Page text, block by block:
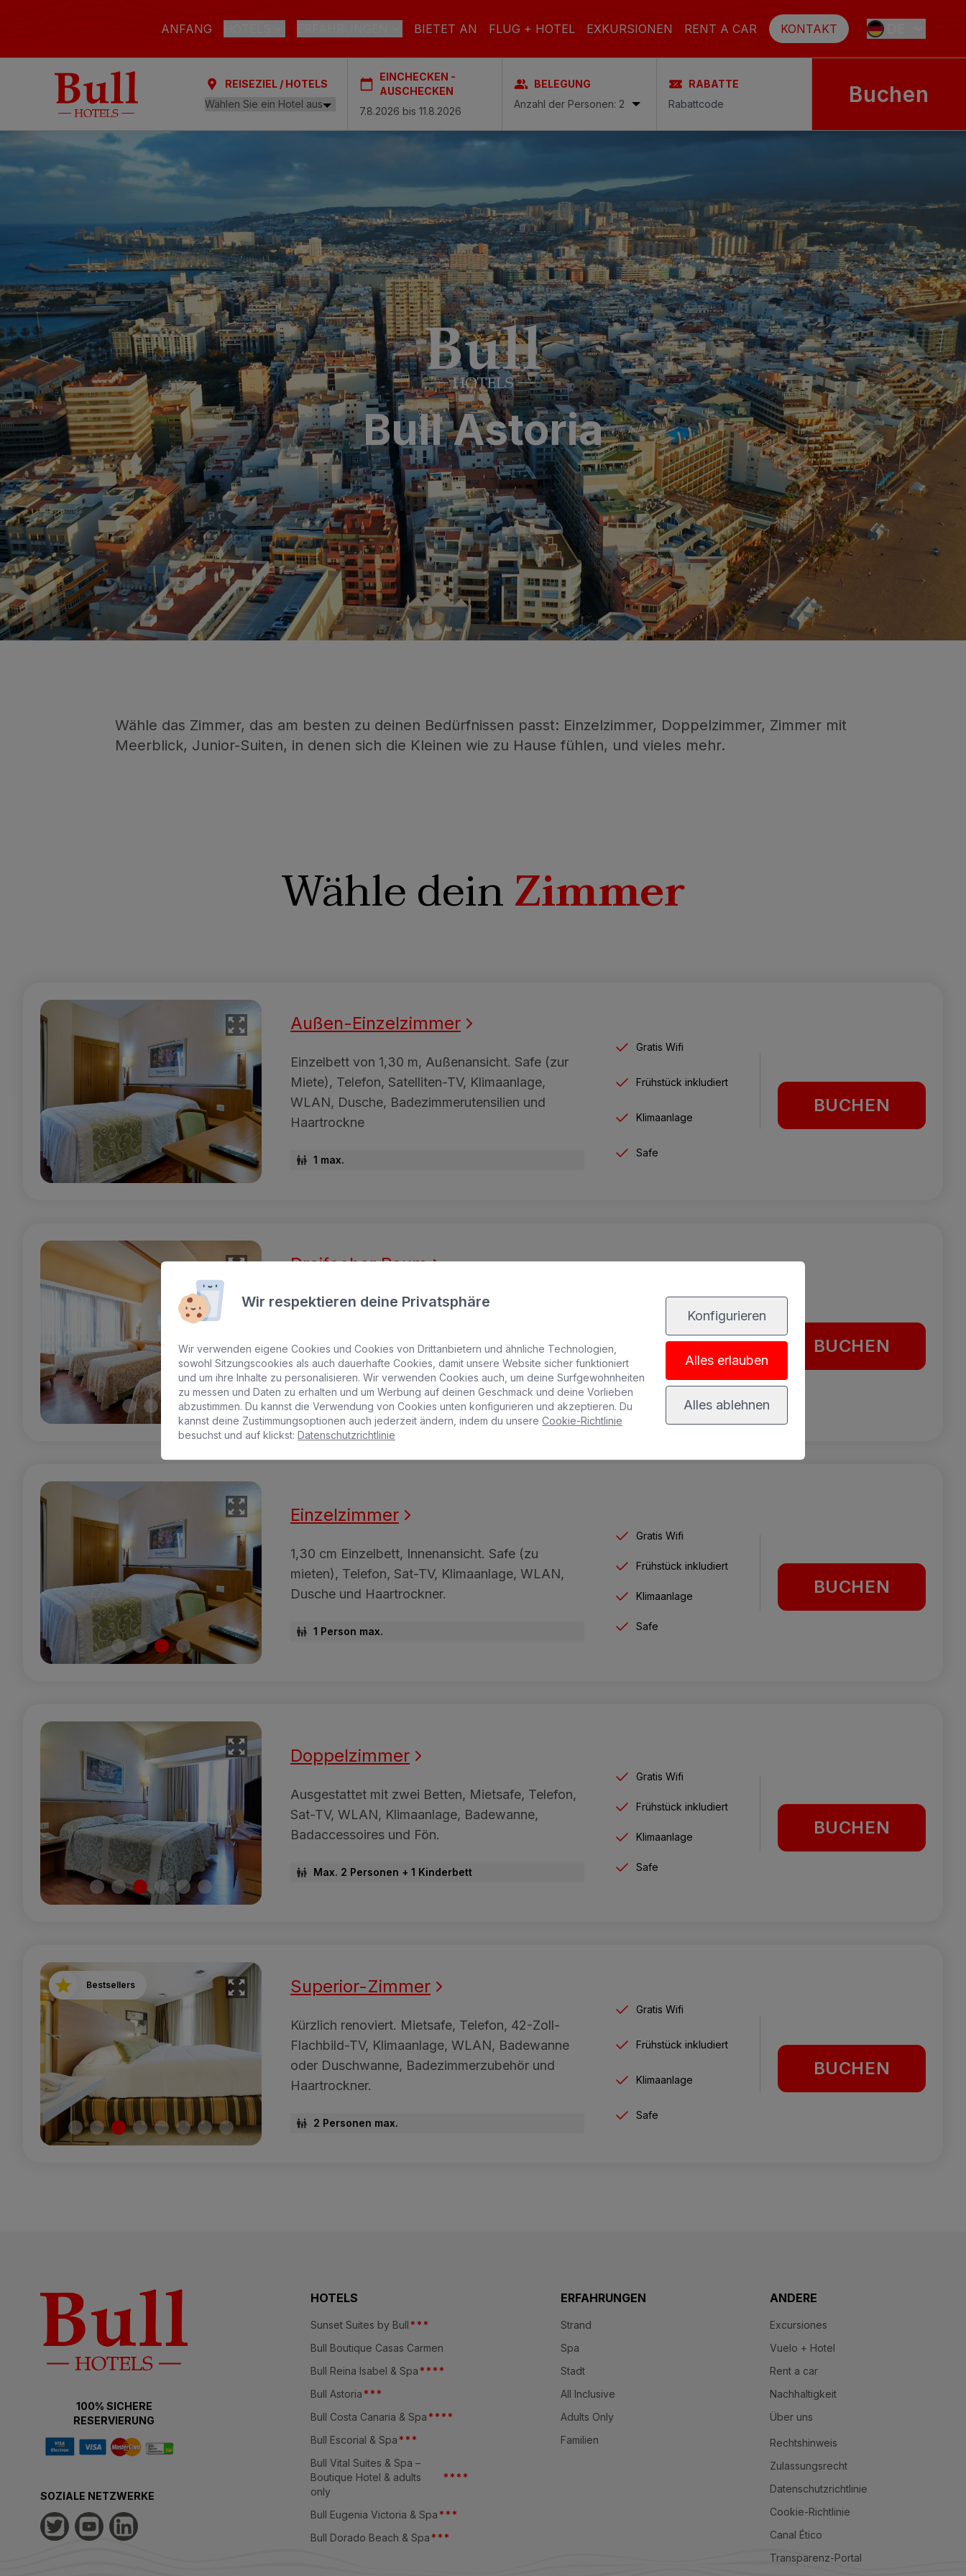
ANFANG
LAS PALMAS DE GRAN CANARIA
Bull Astoria
Bull Reina Isabel & Spa
ARGUINEGUÍN
Bull Dorado Beach & Spa
PLAYA DEL INGLÉS
Bull Eugenia Victoria & Spa
Bull Vital Suites & Spa – Boutique Hotel & adults only
Bull Escorial & Spa
Bull Boutique Casas Carmen
SAN AGUSTÍN
Bull Costa Canaria & Spa
PUERTO RICO
Sunset Suites by Bull
ALL INCLUSIVE ADULTS ONLY FAMILIEN
BIETET AN FLUG + HOTEL EXKURSIONEN RENT A CAR KONTAKT
SE
NL
REISEZIEL / HOTELS
EINCHECKEN -
AUSCHECKEN
BELEGUNG
Anzahl der Personen: 2
RABATTE Buchen
Bull Astoria
Wähle das Zimmer, das am besten zu deinen Bedürfnissen passt: Einzelzimmer, Doppelzimmer, Zimmer mit
Meerblick, Junior-Suiten, in denen sich die Kleinen wie zu Hause fühlen, und vieles mehr.
Wähle deinZimmer
Außen-Einzelzimmer
Einzelbett von 1,30 m, Außenansicht. Safe (zur
Miete), Telefon, Satelliten-TV, Klimaanlage,
WLAN, Dusche, Badezimmerutensilien und
Haartrockne
1 max.
Gratis Wifi
Frühstück inkludiert
Klimaanlage
Safe
BUCHEN
Dreifacher Raum
Ausgestattet mit drei Betten, Safe (zur Miete),
Badewanne, Badezimmerutensilien und
Haartrockner
3 Max.
Frühstück inkludiert
Klimaanlage
BUCHEN
Einzelzimmer
1,30 cm Einzelbett, Innenansicht. Safe (zu
mieten), Telefon, Sat-TV, Klimaanlage, WLAN,
Dusche und Haartrockner.
1 Person max.
Gratis Wifi
Frühstück inkludiert
Klimaanlage
Safe
BUCHEN
Doppelzimmer
Ausgestattet mit zwei Betten, Mietsafe, Telefon,
Sat-TV, WLAN, Klimaanlage, Badewanne,
Badaccessoires und Fön.
Max. 2 Personen + 1 Kinderbett
Gratis Wifi
Frühstück inkludiert
Klimaanlage
Safe
BUCHEN
Bestsellers Superior-Zimmer
Kürzlich renoviert. Mietsafe, Telefon, 42-Zoll-
Flachbild-TV, Klimaanlage, WLAN, Badewanne
oder Duschwanne, Badezimmerzubehör und
Haartrockner.
2 Personen max.
Gratis Wifi
Frühstück inkludiert
Klimaanlage
Safe
BUCHEN
100% SICHERE
RESERVIERUNG
SOZIALE NETZWERKE
HOTELS
Sunset Suites by Bull * * *
Bull Boutique Casas Carmen
Bull Reina Isabel & Spa * * * *
Bull Astoria * * *
Bull Costa Canaria & Spa * * * *
Bull Escorial & Spa * * *
Bull Vital Suites & Spa –
Boutique Hotel & adults
only
* * * *
Bull Eugenia Victoria & Spa * * *
Bull Dorado Beach & Spa * * *
ERFAHRUNGEN
Strand
Spa
Stadt
All Inclusive
Adults Only
Familien
ANDERE
Excursiones
Vuelo + Hotel
Rent a car
Nachhaltigkeit
Über uns
Rechtshinweis
Zulassungsrecht
Datenschutzrichtlinie
Cookie-Richtlinie
Canal Ético
Transparenz-Portal
Wir respektieren deine Privatsphäre
Wir verwenden eigene Cookies und Cookies von Drittanbietern und ähnliche Technologien,
sowohl Sitzungscookies als auch dauerhafte Cookies, damit unsere Website sicher funktioniert
und um ihre Inhalte zu personalisieren. Wir verwenden Cookies auch, um deine Surfgewohnheiten
zu messen und Daten zu erhalten und um Werbung auf deinen Geschmack und deine Vorlieben
abzustimmen. Du kannst die Verwendung von Cookies unten konfigurieren und akzeptieren. Du
kannst deine Zustimmungsoptionen auch jederzeit ändern, indem du unsere Cookie-Richtlinie
besuchst und auf klickst: Datenschutzrichtlinie
Konfigurieren
Alles erlauben
Alles ablehnen